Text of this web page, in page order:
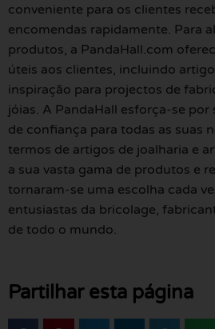
conveniente para os clientes
encomendas rapidamente. Para
produtos, a PandaHall.com
úteis aos clientes, incluindo
inspiração para projectos de
jóias. A PandaHall esforça-se por
de confiança para todas as suas
termos de artigos de joalharia e
a sua vasta gama de produtos e
tornaram-se uma escolha cada
entusiastas da bricolage,
de todo o mundo.
Partilhar esta página